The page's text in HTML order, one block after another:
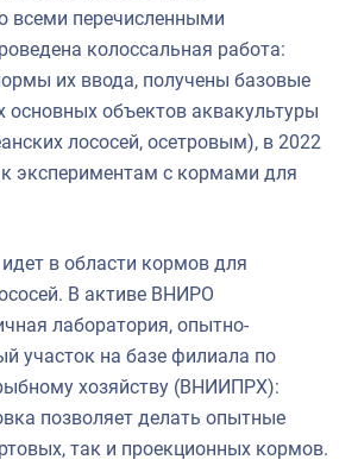
всеми перечисленными
колоссальная работа:
их ввода, получены базовые
основных объектов аквакультуры
лососей, осетровым), в 2022
к экспериментам с кормами для
в области кормов для
В активе ВНИРО
лаборатория, опытно-
участок на базе филиала по
хозяйству (ВНИИПРХ):
позволяет делать опытные
так и проекционных кормов.